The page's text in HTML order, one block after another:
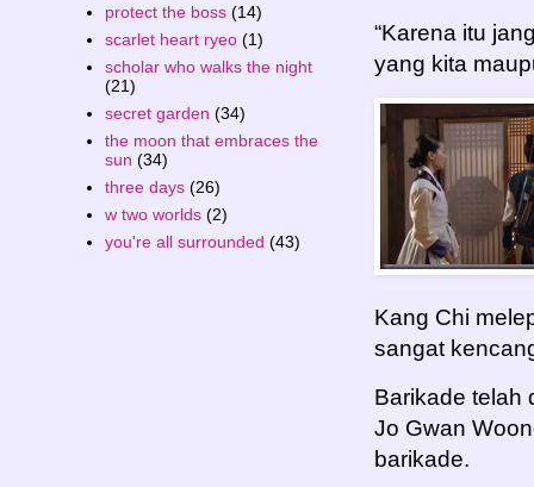
“Karena itu
yang kita
Kang Chi
sangat
Barikade telah
Jo Gwan
barikade.
protect the boss (14)
scarlet heart ryeo (1)
scholar who walks the night
(21)
secret garden (34)
the moon that embraces the
sun (34)
three days (26)
w two worlds (2)
you're all surrounded (43)